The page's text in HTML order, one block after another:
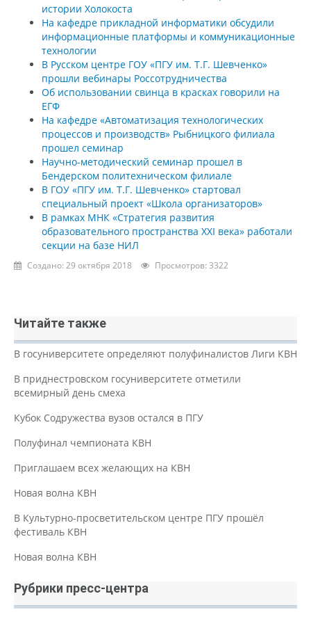
истории Холокоста
На кафедре прикладной информатики обсудили
информационные платформы и коммуникационные
технологии
В Русском центре ГОУ «ПГУ им. Т.Г. Шевченко»
прошли вебинары Россотрудничества
Об использовании свинца в красках говорили на
ЕГФ
На кафедре «Автоматизация технологических
процессов и производств» Рыбницкого филиала
прошел семинар
Научно-методический семинар прошел в
Бендерском политехническом филиале
В ГОУ «ПГУ им. Т.Г. Шевченко» стартовал
специальный проект «Школа организаторов»
В рамках МНК «Стратегия развития
образовательного пространства XXI века» работали
секции на базе НИЛ
Создано: 29 октября 2018 Просмотров: 3322
Читайте также
В госуниверситете определяют полуфиналистов Лиги КВН
В приднестровском госуниверситете отметили
всемирный день смеха
Кубок Содружества вузов остался в ПГУ
Полуфинал чемпионата КВН
Приглашаем всех желающих на КВН
Новая волна КВН
В Культурно-просветительском центре ПГУ прошёл
фестиваль КВН
Новая волна КВН
Рубрики пресс-центра